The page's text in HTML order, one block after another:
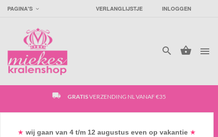
PAGINA'S INLOGGEN
VERLANGLIJSTJE



local_shipping GRATISVERZENDING NL VANAF €35
★ wij gaanvan 4 t/m 12 augustuseven op vakantie ★